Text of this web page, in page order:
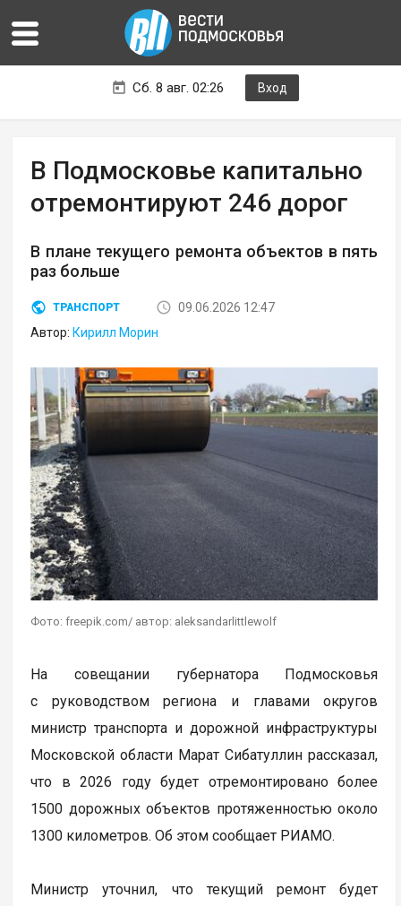
Сб. 8 авг. 02:26 Вход
В Подмосковье капитально
отремонтируют 246 дорог
В плане текущего ремонта объектов в пять
раз больше
ТРАНСПОРТ
09.06.2026 12:47
Автор: Кирилл Морин
Фото: freepik.com/ автор: aleksandarlittlewolf
На совещании губернатора Подмосковья
с руководством региона и главами округов
министр транспорта и дорожной инфраструктуры
Московской области Марат Сибатуллин рассказал,
что в 2026 году будет отремонтировано более
1500 дорожных объектов протяженностью около
1300 километров. Об этом сообщает РИАМО.
Министр уточнил, что текущий ремонт будет